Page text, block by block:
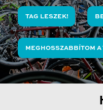
TAG LESZEK!
MEGHOSSZABBÍTOM A